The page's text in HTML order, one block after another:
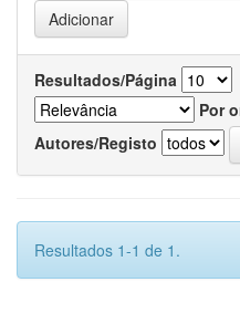
Resultados/Página
Por
Autores/Registo
Resultados 1-1 de 1.